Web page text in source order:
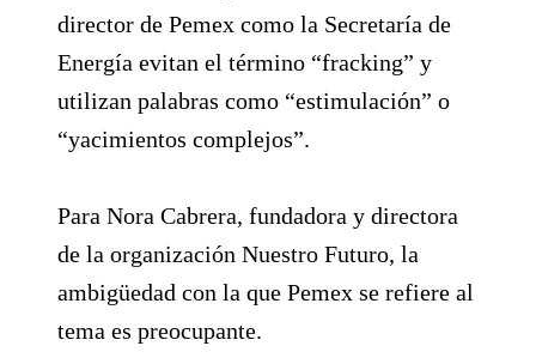
director de Pemex como la Secretaría de
Energía evitan el término “fracking” y
utilizan palabras como “estimulación” o
“yacimientos complejos”.
Para Nora Cabrera, fundadora y directora
de la organización Nuestro Futuro, la
ambigüedad con la que Pemex se refiere al
tema es preocupante.